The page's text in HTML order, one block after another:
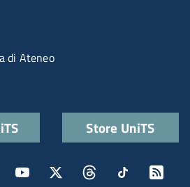
di Ateneo
Store UniTS
Menu social